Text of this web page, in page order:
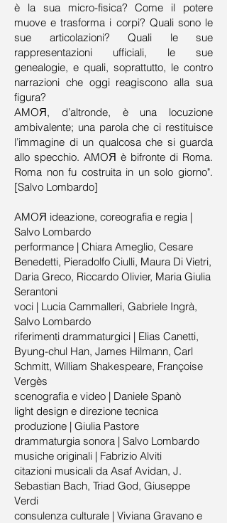
è la sua micro-fisica? Come il potere
muove e trasforma i corpi? Quali sono le
sue articolazioni? Quali le sue
rappresentazioni ufficiali, le sue
genealogie, e quali, soprattutto, le contro
narrazioni che oggi reagiscono alla sua
figura?
AMOЯ, d’altronde, è una locuzione
ambivalente; una parola che ci restituisce
l’immagine di un qualcosa che si guarda
allo specchio. AMOЯ è bifronte di Roma.
Roma non fu costruita in un solo giorno".
[Salvo Lombardo]
AMOЯ ideazione, coreografia e regia |
Salvo Lombardo
performance | Chiara Ameglio, Cesare
Benedetti, Pieradolfo Ciulli, Maura Di Vietri,
Daria Greco, Riccardo Olivier, Maria Giulia
Serantoni
voci | Lucia Cammalleri, Gabriele Ingrà,
Salvo Lombardo
riferimenti drammaturgici | Elias Canetti,
Byung-chul Han, James Hilmann, Carl
Schmitt, William Shakespeare, Françoise
Vergès
scenografia e video | Daniele Spanò
light design e direzione tecnica
produzione | Giulia Pastore
drammaturgia sonora | Salvo Lombardo
musiche originali | Fabrizio Alviti
citazioni musicali da Asaf Avidan, J.
Sebastian Bach, Triad God, Giuseppe
Verdi
consulenza culturale | Viviana Gravano e